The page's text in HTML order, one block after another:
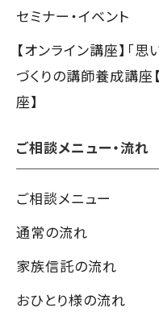
セミナー・イベント
【オンライン講座】「
づくりの講師養成講
座】
ご相談メニュー・流れ
ご相談メニュー
通常の流れ
家族信託の流れ
おひとり様の流れ